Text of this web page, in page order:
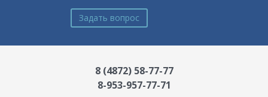
Задать вопрос
8 (4872) 58-77-77
8-953-957-77-71